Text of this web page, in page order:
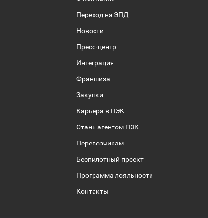
Переход на ЭПД
Новости
Пресс-центр
Интеграция
Франшиза
Закупки
Карьера в ПЭК
Стань агентом ПЭК
Перевозчикам
Беспилотный проект
Программа лояльности
Контакты